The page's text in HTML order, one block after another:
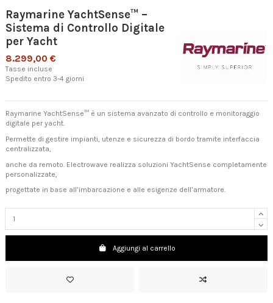
Raymarine YachtSense™ –
Sistema di Controllo Digitale
per Yacht
8.299,00 €
Tasse incluse
Spedito entro 3-4 giorni
Raymarine YachtSense™ è un sistema avanzato di controllo e monitoraggio
digitale per yacht.
Permette di gestire impianti, utenze e sicurezza di bordo tramite interfaccia
centralizzata,
anche da remoto. Electrowave realizza soluzioni YachtSense completamente
personalizzate,
progettate in base all’imbarcazione e alle esigenze dell’armatore.
Aggiungi al carrello